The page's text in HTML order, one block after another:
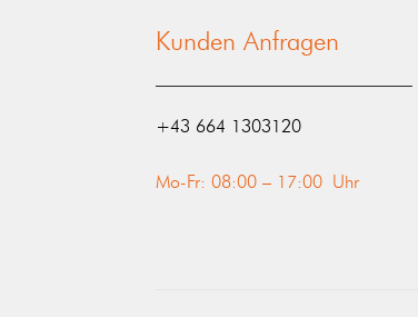
Kunden Anfragen
‭+43 664 1303120‬
Mo-Fr: 08:00 – 17:00 Uhr